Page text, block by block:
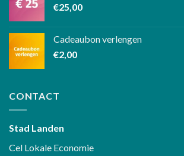
€25,00
Cadeaubon verlengen
€2,00
CONTACT
Stad Landen
Cel Lokale Economie